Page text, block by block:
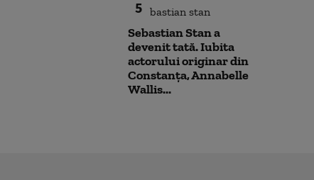
5
Sebastian Stan a
devenit tată. Iubita
actorului originar din
Constanța, Annabelle
Wallis...